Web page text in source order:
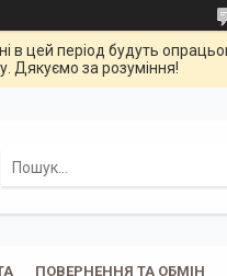
в цей період будуть
Дякуємо за розуміння!
ПОВЕРНЕННЯ ТА ОБМІН